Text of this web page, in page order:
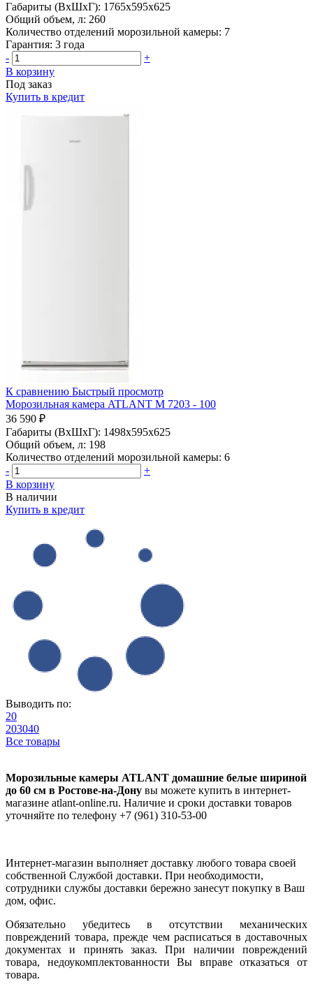
Габариты (ВхШхГ): 1765x595x625
Общий объем, л: 260
Количество отделений морозильной камеры: 7
Гарантия: 3 года
-
+
В корзину
Под заказ
Купить в кредит
К сравнению Быстрый просмотр
Морозильная камера ATLANT М 7203 - 100
36 590 ₽
Габариты (ВхШхГ): 1498x595x625
Общий объем, л: 198
Количество отделений морозильной камеры: 6
-
+
В корзину
В наличии
Купить в кредит
Выводить по:
20
203040
Все товары
Морозильные камеры ATLANT домашние белые шириной
до 60 см в Ростове-на-Дону вы можете купить в интернет-
магазине atlant-online.ru. Наличие и сроки доставки товаров
уточняйте по телефону +7 (961) 310-53-00
Интернет-магазин выполняет доставку любого товара своей
собственной Службой доставки. При необходимости,
сотрудники службы доставки бережно занесут покупку в Ваш
дом, офис.
Обязательно убедитесь в отсутствии механических
повреждений товара, прежде чем расписаться в доставочных
документах и принять заказ. При наличии повреждений
товара, недоукомплектованности Вы вправе отказаться от
товара.